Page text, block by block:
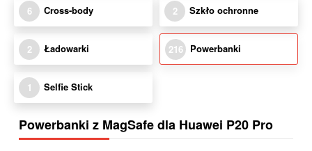
6 Cross-body 2 Szkło ochronne
2 Ładowarki 216 Powerbanki
1 Selfie Stick
Powerbanki z MagSafe dla Huawei P20 Pro